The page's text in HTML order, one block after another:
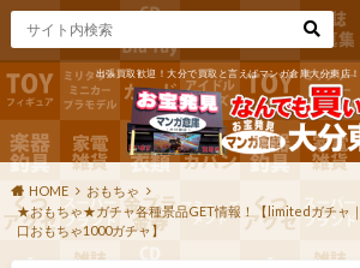
出張買取歓迎！大分で買取と言えばマンガ倉庫大分東店
HOME
おもちゃ
★おもちゃ★ガチャ各種景品GET情報！【limitedガチャ
口おもちゃ1000ガチャ】